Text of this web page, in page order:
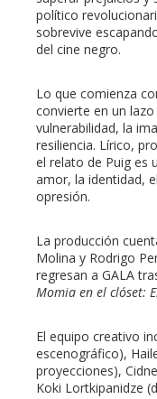
político
sobrevive
del cine negro.
Lo que comienza
convierte en un
vulnerabilidad, la
resiliencia. Lírico,
el relato de Puig es
amor, la identidad,
opresión.
La producción
Molina y Rodrigo
regresan a GALA
Momia en el clóset:
El equipo creativo
escenográfico),
proyecciones),
Koki Lortkipanidze